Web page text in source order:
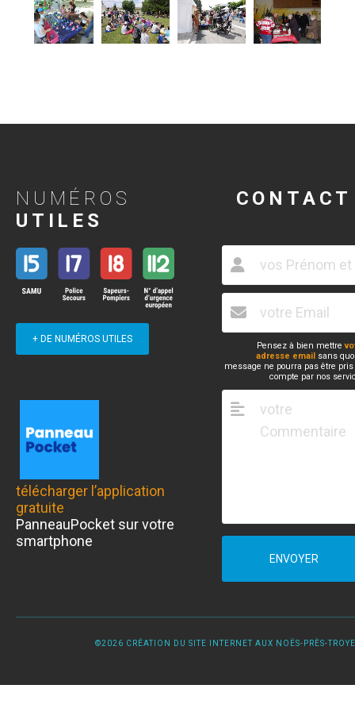
NUMÉROS
UTILES
+ DE NUMÉROS UTILES
télécharger l’application
gratuite
PanneauPocket sur votre
smartphone
CONTACT
Pensez à bien mettre
adresse email sans
message ne pourra pas être
compte par nos
ENVOYER
©2026 CRÉATION DU SITE INTERNET AUX NOËS-PRÈS-